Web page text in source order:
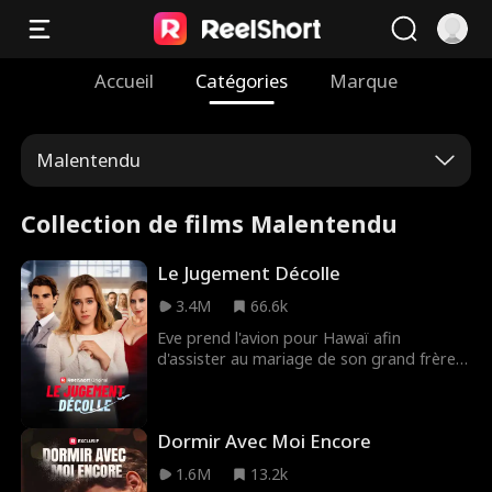
Accueil Catégories Marque
Malentendu
Collection de films Malentendu
Le Jugement Décolle
3.4M
66.6k
Eve prend l'avion pour Hawaï afin
d'assister au mariage de son grand frère.
exigent qu'Eve échange de place avec eux.
À cause de turbulences, l'enfant trébuche,
sa mère exige que l'avion fasse demi-tour
Dormir Avec Moi Encore
1.6M
13.2k